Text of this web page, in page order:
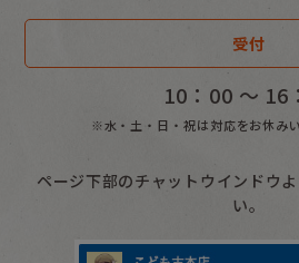
受付
10：00 〜 16
※水・土・日・祝は対応をお休み
ページ下部のチャットウインドウ
い。